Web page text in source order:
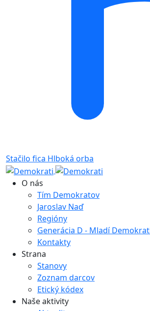
Stačilo fica Hlboká orba
O nás
Tím Demokratov
Jaroslav Naď
Regióny
Generácia D - Mladí
Kontakty
Strana
Stanovy
Zoznam darcov
Etický kódex
Naše aktivity